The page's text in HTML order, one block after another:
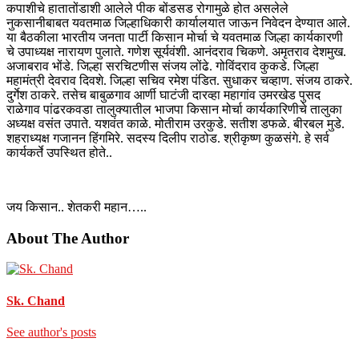
कपाशीचे हातातोंडाशी आलेले पीक बोंडसड रोगामुळे होत असलेले
नुकसानीबाबत यवतमाळ जिल्हाधिकारी कार्यालयात जाऊन निवेदन देण्यात आले.
या बैठकीला भारतीय जनता पार्टी किसान मोर्चा चे यवतमाळ जिल्हा कार्यकारणी
चे उपाध्यक्ष नारायण पुलाते. गणेश सूर्यवंशी. आनंदराव चिकणे. अमृतराव देशमुख.
अजाबराव भोंडे. जिल्हा सरचिटणीस संजय लोंढे. गोविंदराव कुकडे. जिल्हा
महामंत्री देवराव दिवशे. जिल्हा सचिव रमेश पंडित. सुधाकर चव्हाण. संजय ठाकरे.
दुर्गेश ठाकरे. तसेच बाबुळगाव आर्णी घाटंजी दारव्हा महागांव उमरखेड पुसद
राळेगाव पांढरकवडा तालुक्यातील भाजपा किसान मोर्चा कार्यकारिणीचे तालुका
अध्यक्ष वसंत उपाते. यशवंत काळे. मोतीराम उरकुडे. सतीश डफळे. बीरबल मुडे.
शहराध्यक्ष गजानन हिंगमिरे. सदस्य दिलीप राठोड. श्रीकृष्ण कुळसंगे. हे सर्व
कार्यकर्ते उपस्थित होते..
जय किसान.. शेतकरी महान…..
About The Author
Sk. Chand
See author's posts